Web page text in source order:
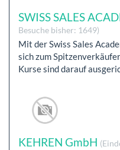
SWISS SALES
Besuche bisher: 1649)
Mit der Swiss Sales
sich zum
Kurse sind darauf
KEHREN GmbH